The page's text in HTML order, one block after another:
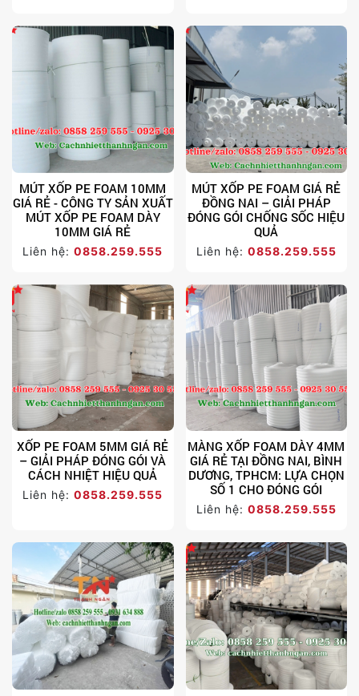
MÚT XỐP PE FOAM 10MM
GIÁ RẺ - CÔNG TY SẢN XUẤT
MÚT XỐP PE FOAM DÀY
10MM GIÁ RẺ
Liên hệ:0858.259.555
MÚT XỐP PE FOAM GIÁ RẺ
ĐỒNG NAI – GIẢI PHÁP
ĐÓNG GÓI CHỐNG SỐC HIỆU
QUẢ
Liên hệ: 0858.259.555
XỐP PE FOAM 5MM GIÁ RẺ
– GIẢI PHÁP ĐÓNG GÓI VÀ
CÁCH NHIỆT HIỆU QUẢ
Liên hệ:0858.259.555
MÀNG XỐP FOAM DÀY 4MM
GIÁ RẺ TẠI ĐỒNG NAI, BÌNH
DƯƠNG, TPHCM: LỰA CHỌN
SỐ 1 CHO ĐÓNG GÓI
Liên hệ: 0858.259.555